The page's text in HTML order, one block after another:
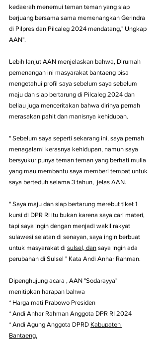
kedaerah menemui teman teman yang siap
berjuang bersama sama memenangkan Gerindra
di Pilpres dan Pilcaleg 2024 mendatang," Ungkap
AAN".
Lebih lanjut AAN menjelaskan bahwa, Dirumah
pemenangan ini masyarakat bantaeng bisa
mengetahui profil saya sebelum saya sebelum
maju dan siap bertarung di Pilcaleg 2024 dan
beliau juga menceritakan bahwa dirinya pernah
merasakan pahit dan manisnya kehidupan.
" Sebelum saya seperti sekarang ini, saya pernah
menagalami kerasnya kehidupan, namun saya
bersyukur punya teman teman yang berhati mulia
yang mau membantu saya memberi tempat untuk
saya berteduh selama 3 tahun,  jelas AAN.
" Saya maju dan siap bertarung merebut tiket 1
kursi di DPR RI itu bukan karena saya cari materi,
tapi saya ingin dengan menjadi wakil rakyat
sulawesi selatan di senayan, saya ingin berbuat
untuk masyarakat di sulsel, dan saya ingin ada
perubahan di Sulsel " Kata Andi Anhar Rahman.
Dipenghujung acara , AAN "Sodarayya"
menitipkan harapan bahwa
* Harga mati Prabowo Presiden
* Andi Anhar Rahman Anggota DPR RI 2024
* Andi Agung Anggota DPRD Kabupaten
Bantaeng.